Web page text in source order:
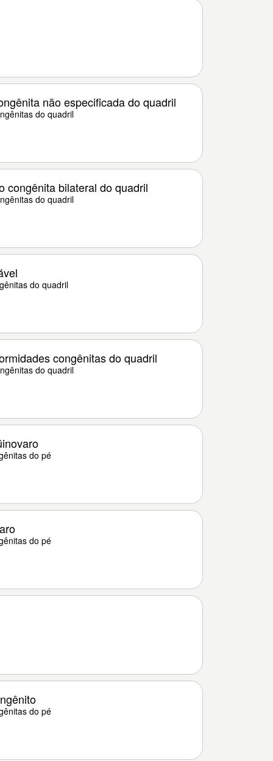
não especificada do quadril
do quadril
congênita bilateral do quadril
do quadril
do quadril
congênitas do quadril
do quadril
do pé
do pé
do pé